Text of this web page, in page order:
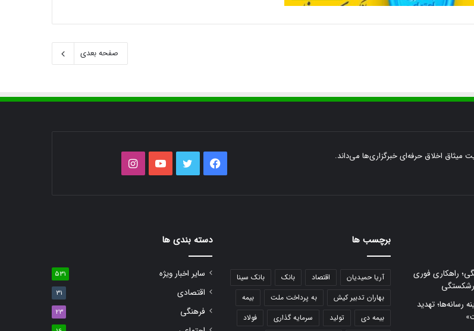
صفحه بعدی
میثاق اخلاق حرفه‌ای خبرگزاری‌ها می‌داند.
فیس توییتر یوتیوباینستاگرام
راهکاری فوری
رسانه‌ها؛ تهدید
برچسب ها
آریا حمیدیان اقتصاد بانک
بانک سینا
بهاران تدبیر کیش
به پرداخت ملت
بیمه
بیمه دی
تولید سرمایه گذاری فولاد
دسته بندی ها
سایر اخبار ویژه 531
اقتصادی 31
فرهنگی 23